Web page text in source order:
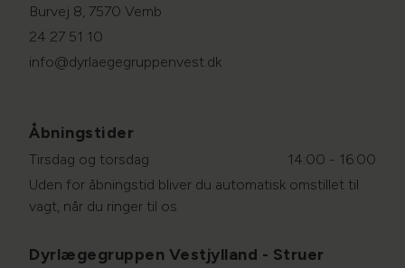
Burvej 8, 7570 Vemb
24 27 51 10
info@dyrlaegegruppenvest.dk
Åbningstider
Tirsdag og torsdag
14:00 - 16:00
Uden for åbningstid bliver du automatisk omstillet til
vagt, når du ringer til os
Dyrlægegruppen Vestjylland - Struer